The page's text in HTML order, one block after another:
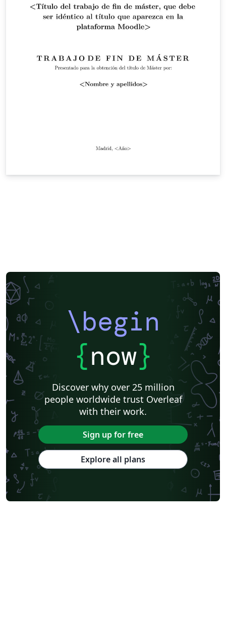
\begin
{now}
Discover why over 25 million
people worldwide trust Overleaf
with their work.
Sign up for free
Explore all plans